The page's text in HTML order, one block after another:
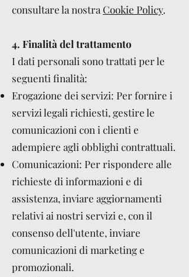
consultare la nostra Cookie Policy.
4. Finalità del trattamento
I dati personali sono trattati per le
seguenti finalità:
Erogazione dei servizi: Per fornire i
servizi legali richiesti, gestire le
comunicazioni con i clienti e
adempiere agli obblighi contrattuali.
Comunicazioni: Per rispondere alle
richieste di informazioni e di
assistenza, inviare aggiornamenti
relativi ai nostri servizi e, con il
consenso dell'utente, inviare
comunicazioni di marketing e
promozionali.